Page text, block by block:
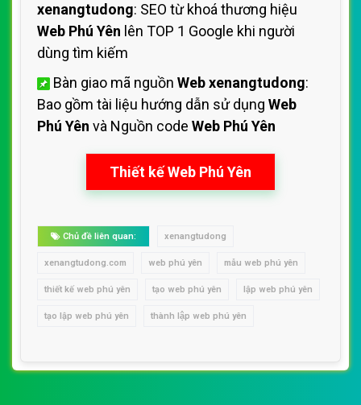
xenangtudong: SEO từ khoá thương hiệu
Web Phú Yên lên TOP 1 Google khi người
dùng tìm kiếm
Bàn giao mã nguồn Web xenangtudong:
Bao gồm tài liệu hướng dẫn sử dụng Web
Phú Yên và Nguồn code Web Phú Yên
Thiết kế Web Phú Yên
Chủ đề liên quan: xenangtudong
xenangtudong.com web phú yên mẫu web phú yên
thiết kế web phú yên tạo web phú yên lập web phú yên
tạo lập web phú yên thành lập web phú yên